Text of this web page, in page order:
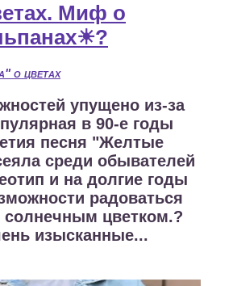
Миф о
о цветах
упущено из-за
в 90-е годы
песня "Желтые
среди обывателей
и на долгие годы
радоваться
солнечным цветком.?
изысканные...